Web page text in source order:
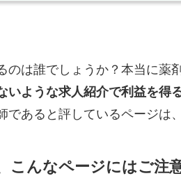
のは誰でしょうか？本当に薬
いような求人紹介で利益を得
であると評しているページは
こんなページにはご注